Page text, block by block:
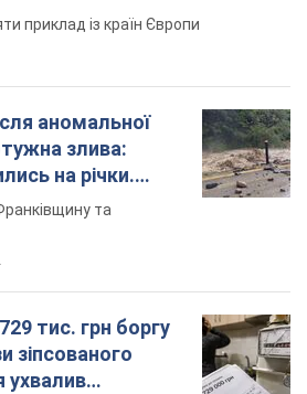
приклад із країн Європи
аномальної
злива:
на річки.
та
тис. грн боргу
зіпсованого
ухвалив